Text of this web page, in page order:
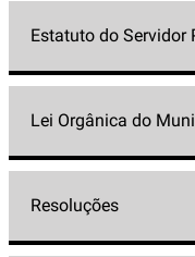
Estatuto do Servidor
Lei Orgânica do
Resoluções